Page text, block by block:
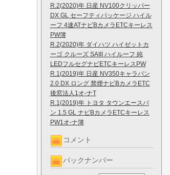
R.2(2020)年 日産 NV100クリッパー
DX GL セーフティパッケージ ハイル
ーフ 4速ATナビBカメラETCキーレス
PW簿
R.2(2020)年 ダイハツ ハイゼットカ
ーゴ クルーズ SAIII ハイルーフ 純
LEDフルセグナビETCキーレスPW
R.1(2019)年 日産 NV350キャラバン
2.0 DX ロング 禁煙ナビBカメラETC
後窓法人1オ-ナT
R.1(2019)年 トヨタ タウンエースバ
ン 1.5 GL ナビBカメラETCキーレス
PW1オ-ナ簿
コメント
バックナンバー